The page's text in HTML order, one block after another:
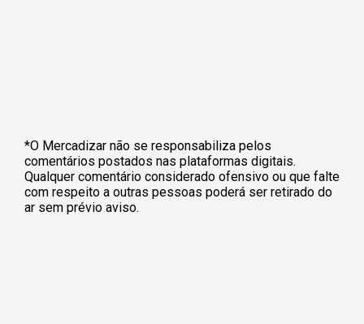
*O Mercadizar não se responsabiliza pelos
comentários postados nas plataformas digitais.
Qualquer comentário considerado ofensivo ou que falte
com respeito a outras pessoas poderá ser retirado do
ar sem prévio aviso.